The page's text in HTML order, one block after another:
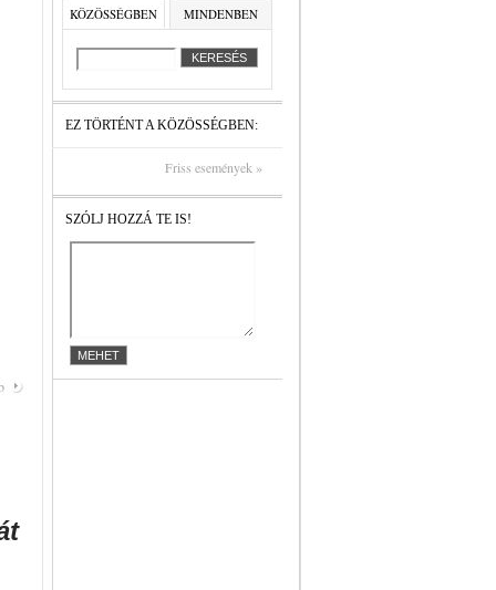
KÖZÖSSÉGBEN MINDENBEN
EZ TÖRTÉNT A KÖZÖSSÉGBEN:
Friss események »
SZÓLJ HOZZÁ TE IS!